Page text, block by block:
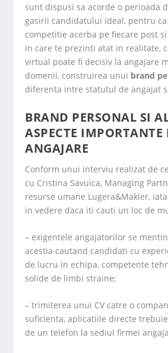
sunt dispusi sa acorde o perioada
gasirii candidatului ideal, pentru ca
competitie acerba pe fiecare post
in care te prezinti atat in realitate,
virtual poate fi decisiv la angajare
domenii, construirea unui brand
diferenta intre statutul de angajat
BRAND PERSONAL SI
ASPECTE IMPORTANTE
ANGAJARE
Conform unui interviu realizat de
cu Cristina Savuica, Managing
resurse umane Lugera&Makler,
in vedere daca iti cauti un loc de
– exigentele angajatorilor se
acestia cautand candidati cu
de lucru in echipa, competente
solide de limbi straine;
– trimiterea unui CV catre o
suficienta, aplicatiile directe
de un telefon la sediul firmei